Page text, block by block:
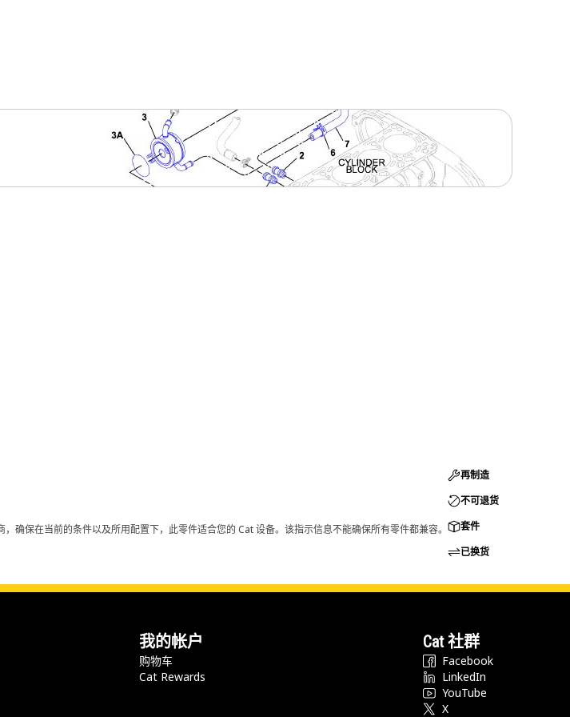
保在当前的条件以及所用配置下，此零件适合您的 Cat 设备。该指示信息不能确保所有零件都兼容。
再制造
不可退货
套件
已换货
我的帐户
购物车
Cat Rewards
Cat 社群
Facebook
LinkedIn
YouTube
X